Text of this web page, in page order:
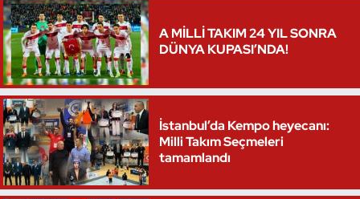
A MİLLİ TAKIM 24 YIL SONRA
DÜNYA KUPASI’NDA!
İstanbul’da Kempo heyecanı:
Milli Takım Seçmeleri
tamamlandı